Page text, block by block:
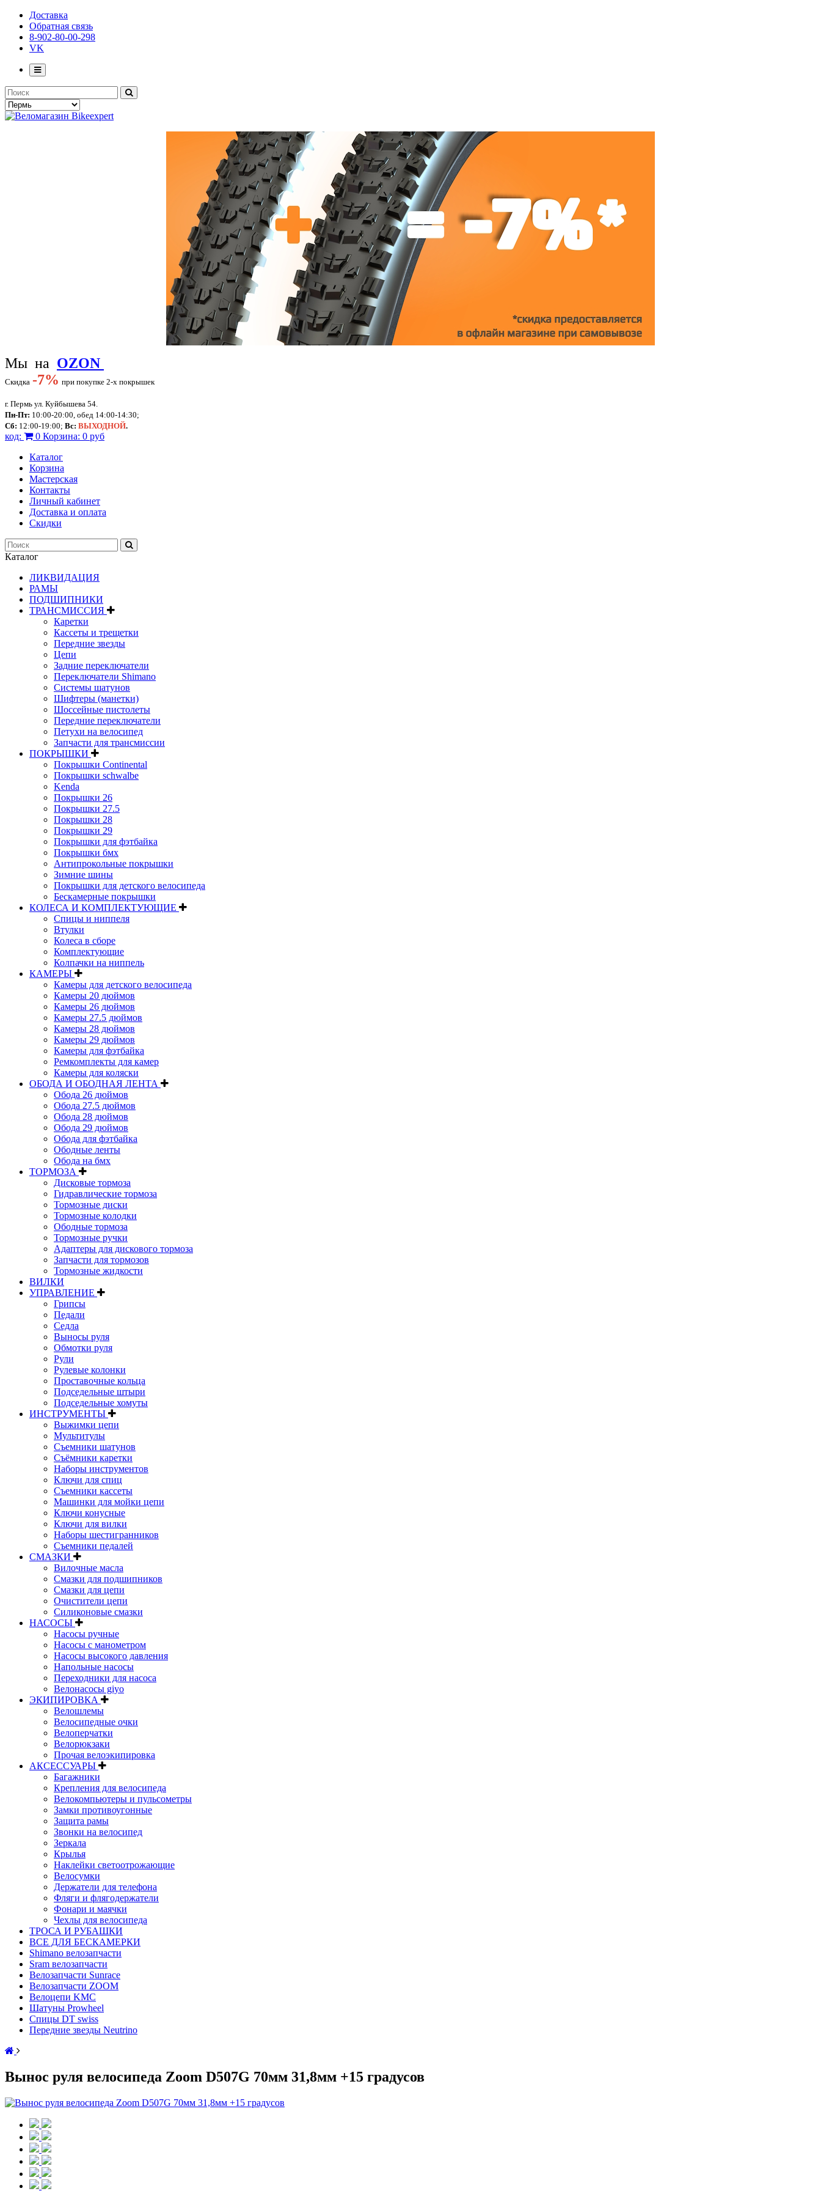
Доставка
Обратная связь
8-902-80-00-298
VK
Мы на OZON
Скидка -7% при покупке 2-х покрышек
г. Пермь ул. Куйбышева 54.
Пн-Пт: 10:00-20:00, обед 14:00-14:30;
Сб: 12:00-19:00; Вс: ВЫХОДНОЙ.
код: 0 Корзина: 0 руб
Каталог
Корзина
Мастерская
Контакты
Личный кабинет
Доставка и оплата
Скидки
Каталог
ЛИКВИДАЦИЯ
РАМЫ
ПОДШИПНИКИ
ТРАНСМИССИЯ
Каретки
Кассеты и трещетки
Передние звезды
Цепи
Задние переключатели
Переключатели Shimano
Системы шатунов
Шифтеры (манетки)
Шоссейные пистолеты
Передние переключатели
Петухи на велосипед
Запчасти для трансмиссии
ПОКРЫШКИ
Покрышки Continental
Покрышки schwalbe
Kenda
Покрышки 26
Покрышки 27.5
Покрышки 28
Покрышки 29
Покрышки для фэтбайка
Покрышки бмх
Антипрокольные покрышки
Зимние шины
Покрышки для детского велосипеда
Бескамерные покрышки
КОЛЕСА И КОМПЛЕКТУЮЩИЕ
Спицы и ниппеля
Втулки
Колеса в сборе
Комплектующие
Колпачки на ниппель
КАМЕРЫ
Камеры для детского велосипеда
Камеры 20 дюймов
Камеры 26 дюймов
Камеры 27.5 дюймов
Камеры 28 дюймов
Камеры 29 дюймов
Камеры для фэтбайка
Ремкомплекты для камер
Камеры для коляски
ОБОДА И ОБОДНАЯ ЛЕНТА
Обода 26 дюймов
Обода 27.5 дюймов
Обода 28 дюймов
Обода 29 дюймов
Обода для фэтбайка
Ободные ленты
Обода на бмх
ТОРМОЗА
Дисковые тормоза
Гидравлические тормоза
Тормозные диски
Тормозные колодки
Ободные тормоза
Тормозные ручки
Адаптеры для дискового тормоза
Запчасти для тормозов
Тормозные жидкости
ВИЛКИ
УПРАВЛЕНИЕ
Грипсы
Педали
Седла
Выносы руля
Обмотки руля
Рули
Рулевые колонки
Проставочные кольца
Подседельные штыри
Подседельные хомуты
ИНСТРУМЕНТЫ
Выжимки цепи
Мультитулы
Съемники шатунов
Съёмники каретки
Наборы инструментов
Ключи для спиц
Съемники кассеты
Машинки для мойки цепи
Ключи конусные
Ключи для вилки
Наборы шестигранников
Съемники педалей
СМАЗКИ
Вилочные масла
Смазки для подшипников
Смазки для цепи
Очистители цепи
Силиконовые смазки
НАСОСЫ
Насосы ручные
Насосы с манометром
Насосы высокого давления
Напольные насосы
Переходники для насоса
Велонасосы giyo
ЭКИПИРОВКА
Велошлемы
Велосипедные очки
Велоперчатки
Велорюкзаки
Прочая велоэкипировка
АКСЕССУАРЫ
Багажники
Крепления для велосипеда
Велокомпьютеры и пульсометры
Замки противоугонные
Защита рамы
Звонки на велосипед
Зеркала
Крылья
Наклейки светоотрожающие
Велосумки
Держатели для телефона
Фляги и флягодержатели
Фонари и маячки
Чехлы для велосипеда
ТРОСА И РУБАШКИ
ВСЕ ДЛЯ БЕСКАМЕРКИ
Shimano велозапчасти
Sram велозапчасти
Велозапчасти Sunrace
Велозапчасти ZOOM
Велоцепи KMC
Шатуны Prowheel
Спицы DT swiss
Передние звезды Neutrino
Вынос руля велосипеда Zoom D507G 70мм 31,8мм +15 градусов